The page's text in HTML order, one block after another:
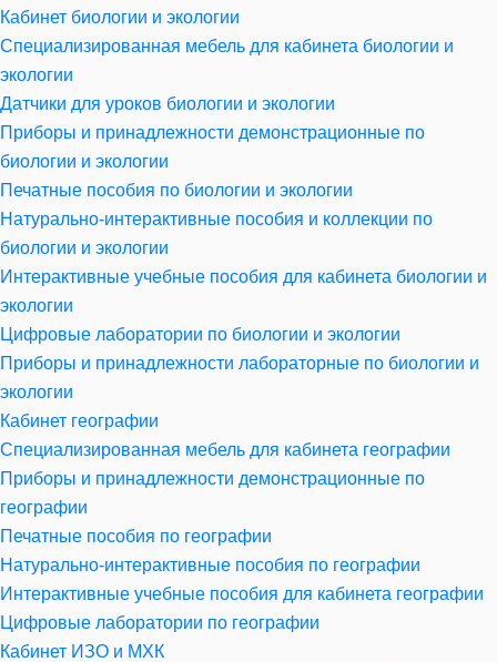
Кабинет биологии и экологии
Специализированная мебель для кабинета биологии и
экологии
Датчики для уроков биологии и экологии
Приборы и принадлежности демонстрационные по
биологии и экологии
Печатные пособия по биологии и экологии
Натурально-интерактивные пособия и коллекции по
биологии и экологии
Интерактивные учебные пособия для кабинета биологии и
экологии
Цифровые лаборатории по биологии и экологии
Приборы и принадлежности лабораторные по биологии и
экологии
Кабинет географии
Специализированная мебель для кабинета географии
Приборы и принадлежности демонстрационные по
географии
Печатные пособия по географии
Натурально-интерактивные пособия по географии
Интерактивные учебные пособия для кабинета географии
Цифровые лаборатории по географии
Кабинет ИЗО и МХК